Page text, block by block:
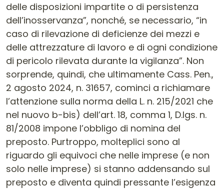
delle disposizioni impartite o di persistenza
dell’inosservanza”, nonché, se necessario, “in
caso di rilevazione di deficienze dei mezzi e
delle attrezzature di lavoro e di ogni condizione
di pericolo rilevata durante la vigilanza”. Non
sorprende, quindi, che ultimamente Cass. Pen.,
2 agosto 2024, n. 31657, cominci a richiamare
l’attenzione sulla norma della L. n. 215/2021 che
nel nuovo b-bis) dell’art. 18, comma 1, D.lgs. n.
81/2008 impone l’obbligo di nomina del
preposto. Purtroppo, molteplici sono al
riguardo gli equivoci che nelle imprese (e non
solo nelle imprese) si stanno addensando sul
preposto e diventa quindi pressante l’esigenza